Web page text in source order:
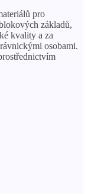
pro
základů,
kvality a za
osobami.